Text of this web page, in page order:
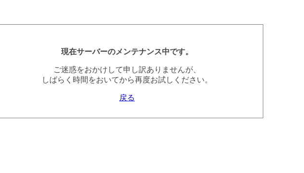
現在サーバーのメンテナンス中です。
ご迷惑をおかけして申し訳ありませんが、
しばらく時間をおいてから再度お試しください。
戻る